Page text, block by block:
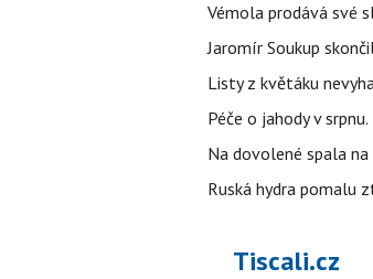
Vémola prodává své
Jaromír Soukup
Listy z květáku
Péče o jahody v
Na dovolené spala
Ruská hydra pomalu
Tiscali.cz